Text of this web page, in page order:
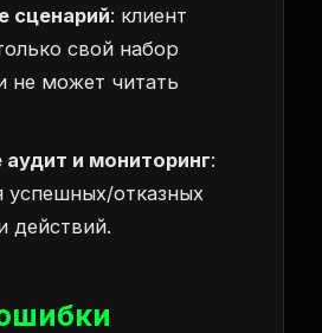
сценарий: клиент
свой набор
не может читать
и мониторинг:
успешных/отказных
действий.